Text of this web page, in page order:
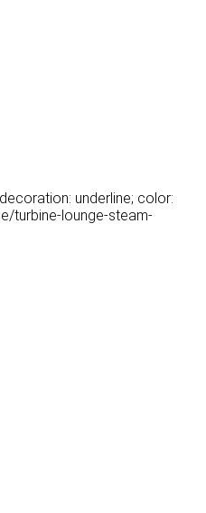
underline; color:
turbine-lounge-steam-